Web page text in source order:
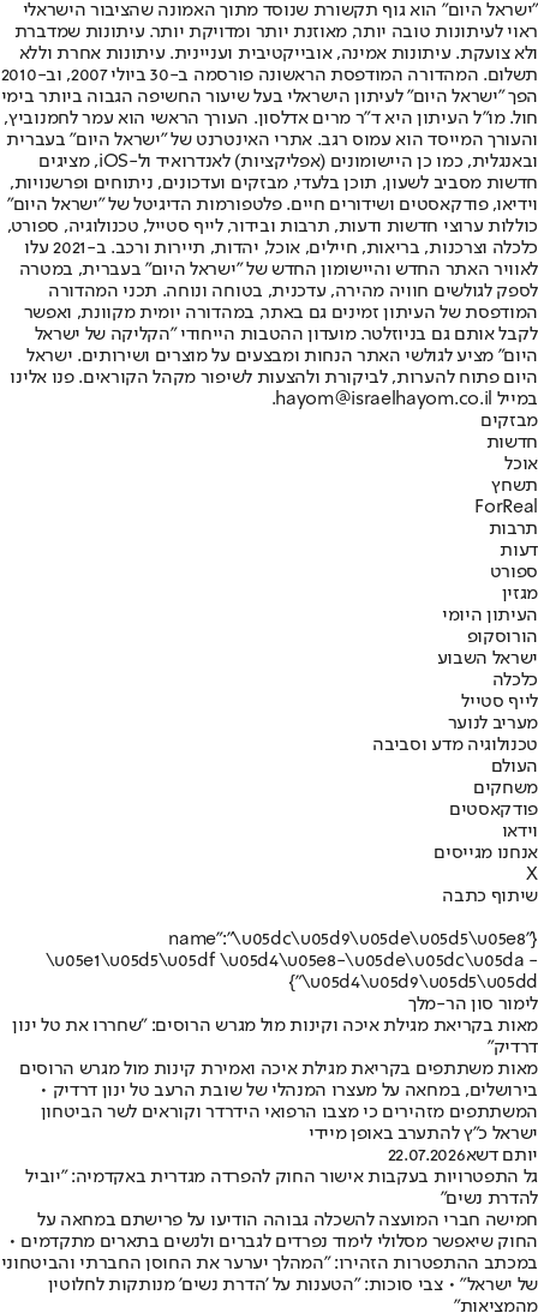
"ישראל היום" הוא גוף תקשורת שנוסד מתוך האמונה שהציבור הישראלי
ראוי לעיתונות טובה יותר, מאוזנת יותר ומדויקת יותר. עיתונות שמדברת
ולא צועקת. עיתונות אמינה, אובייקטיבית ועניינית. עיתונות אחרת וללא
תשלום. המהדורה המודפסת הראשונה פורסמה ב-30 ביולי 2007, וב-2010
הפך "ישראל היום" לעיתון הישראלי בעל שיעור החשיפה הגבוה ביותר בימי
חול. מו"ל העיתון היא ד"ר מרים אדלסון. העורך הראשי הוא עמר לחמנוביץ,
והעורך המייסד הוא עמוס רגב. אתרי האינטרנט של "ישראל היום" בעברית
ובאנגלית, כמו כן היישומונים (אפליקציות) לאנדרואיד ול-iOS, מציגים
חדשות מסביב לשעון, תוכן בלעדי, מבזקים ועדכונים, ניתוחים ופרשנויות,
וידיאו, פודקאסטים ושידורים חיים. פלטפורמות הדיגיטל של "ישראל היום"
כוללות ערוצי חדשות ודעות, תרבות ובידור, לייף סטייל, טכנולוגיה, ספורט,
כלכלה וצרכנות, בריאות, חיילים, אוכל, יהדות, תיירות ורכב. ב-2021 עלו
לאוויר האתר החדש והיישומון החדש של "ישראל היום" בעברית, במטרה
לספק לגולשים חוויה מהירה, עדכנית, בטוחה ונוחה. תכני המהדורה
המודפסת של העיתון זמינים גם באתר, במהדורה יומית מקוונת, ואפשר
לקבל אותם גם בניוזלטר. מועדון ההטבות הייחודי "הקליקה של ישראל
היום" מציע לגולשי האתר הנחות ומבצעים על מוצרים ושירותים. ישראל
היום פתוח להערות, לביקורת ולהצעות לשיפור מקהל הקוראים. פנו אלינו
במייל hayom@israelhayom.co.il.
מבזקים
חדשות
אוכל
תשחץ
ForReal
תרבות
דעות
ספורט
מגזין
העיתון היומי
הורוסקופ
ישראל השבוע
כלכלה
לייף סטייל
מעריב לנוער
טכנולוגיה מדע וסביבה
העולם
משחקים
פודקאסטים
וידאו
אנחנו מגייסים
X
שיתוף כתבה
{"name":"\u05dc\u05d9\u05de\u05d5\u05e8
\u05e1\u05d5\u05df \u05d4\u05e8-\u05de\u05dc\u05da -
\u05d4\u05d9\u05d5\u05dd"}
לימור סון הר-מלך
מאות בקריאת מגילת איכה וקינות מול מגרש הרוסים: "שחררו את טל ינון
דרדיק"
מאות משתתפים בקריאת מגילת איכה ואמירת קינות מול מגרש הרוסים
בירושלים, במחאה על מעצרו המנהלי של שובת הרעב טל ינון דרדיק •
המשתתפים מזהירים כי מצבו הרפואי הידרדר וקוראים לשר הביטחון
ישראל כ"ץ להתערב באופן מיידי
יותם דשא22.07.2026
גל התפטרויות בעקבות אישור החוק להפרדה מגדרית באקדמיה: "יוביל
להדרת נשים"
חמישה חברי המועצה להשכלה גבוהה הודיעו על פרישתם במחאה על
החוק שיאפשר מסלולי לימוד נפרדים לגברים ולנשים בתארים מתקדמים •
במכתב ההתפטרות הזהירו: "המהלך יערער את החוסן החברתי והביטחוני
של ישראל" • צבי סוכות: "הטענות על 'הדרת נשים' מנותקות לחלוטין
מהמציאות"